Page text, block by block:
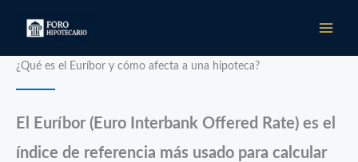
¿Qué es el Euríbor y cómo afecta a una hipoteca?
El Euríbor (Euro Interbank Offered Rate) es el
índice de referencia más usado para calcular